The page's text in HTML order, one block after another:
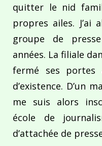
quitter le nid
propres ailes.
groupe de
années. La filiale
fermé ses portes
d’existence. D’un
me suis alors
école de
d’attachée de